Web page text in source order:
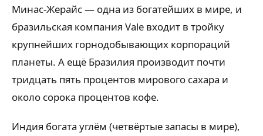
Минас-Жерайс — одна из богатейших в мире, и
бразильская компания Vale входит в тройку
крупнейших горнодобывающих корпораций
планеты. А ещё Бразилия производит почти
тридцать пять процентов мирового сахара и
около сорока процентов кофе.
Индия богата углём (четвёртые запасы в мире),